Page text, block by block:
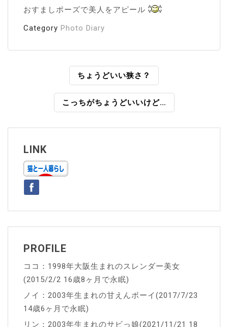
おすましポーズで美人をアピール
Category Photo Diary
ビ
ゲ
ー
シ
ョ
ン
ちょうどいい狭さ？
こっちがちょうどいいけど…
LINK
PROFILE
ココ：1998年大阪生まれのスレンダー美女
(2015/2/2 16歳8ヶ月で永眠)
ノイ：2003年生まれの甘えんボーイ(2017/7/23
14歳6ヶ月で永眠)
リン：2003年生まれのサビっ娘(2021/11/21 18